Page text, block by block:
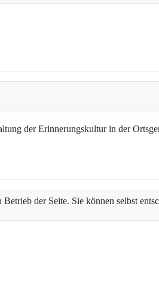
der Erinnerungskultur in der
der Seite. Sie können selbst